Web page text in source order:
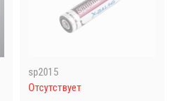
sp2015
Отсутствует